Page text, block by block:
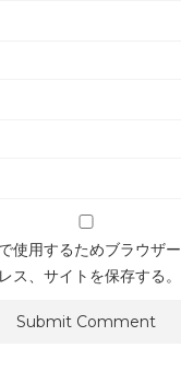
使用するためブラウザ
ス、サイトを保存する。